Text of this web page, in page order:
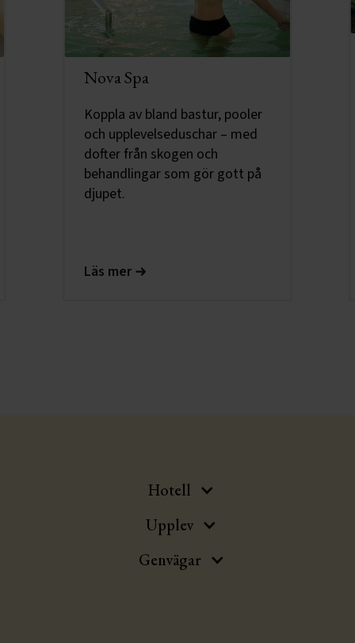
Nova Spa
Koppla av bland bastur, pooler
och upplevelseduschar – med
dofter från skogen och
behandlingar som gör gott på
djupet.
Läs mer
Hotell
Upplev
Genvägar